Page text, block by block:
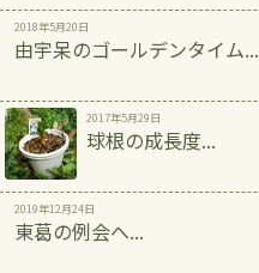
2018年5月20日
由宇呆のゴールデンタイム...
2017年5月29日
球根の成長度...
2019年12月24日
東葛の例会へ...